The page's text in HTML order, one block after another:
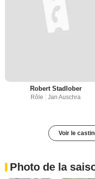
Robert Stadlober
Rôle : Jan Auschra
Voir le
Photo de la